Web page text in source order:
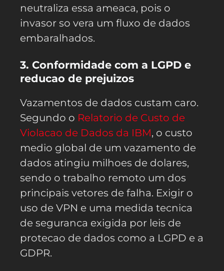
neutraliza essa ameaca, pois o
invasor so vera um fluxo de dados
embaralhados.
3. Conformidade com a LGPD e
reducao de prejuizos
Vazamentos de dados custam caro.
Segundo o Relatorio de Custo de
Violacao de Dados da IBM, o custo
medio global de um vazamento de
dados atingiu milhoes de dolares,
sendo o trabalho remoto um dos
principais vetores de falha. Exigir o
uso de VPN e uma medida tecnica
de seguranca exigida por leis de
protecao de dados como a LGPD e a
GDPR.